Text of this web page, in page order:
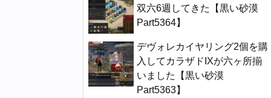
双六6週してきた【黒い砂漠
Part5364】
デヴォレカイヤリング2個を購
入してカラザドIXが六ヶ所揃
いました【黒い砂漠
Part5363】